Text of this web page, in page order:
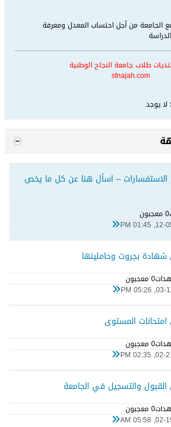
الجامعة من أجل احتساب المعدل ومعرفة
طلاب جامعة النجاح الوطنية
stnajah.com
لا يوجد
– اسأل هنا عن كل ما يخص
0 معجبون
12-05-
شهادة بجروت وحاملينها
0 معجبون
03-11-
المستوى
0 معجبون
02-21-
والتسجيل في الجامعة
0 معجبون
02-19-